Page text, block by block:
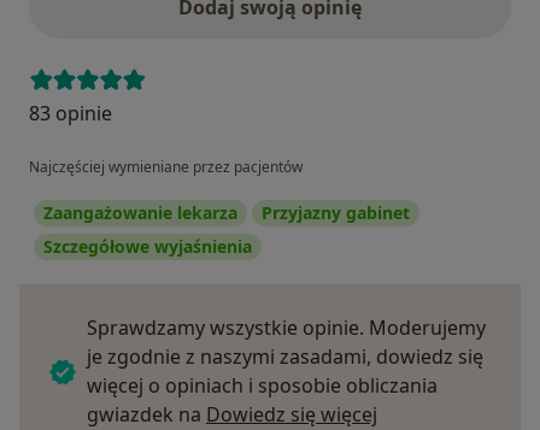
Dodaj swoją opinię
83 opinie
Najczęściej wymieniane przez pacjentów
Zaangażowanie lekarza
Przyjazny gabinet
Szczegółowe wyjaśnienia
Sprawdzamy wszystkie opinie. Moderujemy
je zgodnie z naszymi zasadami, dowiedz się
więcej o opiniach i sposobie obliczania
gwiazdek na Dowiedz się więcej